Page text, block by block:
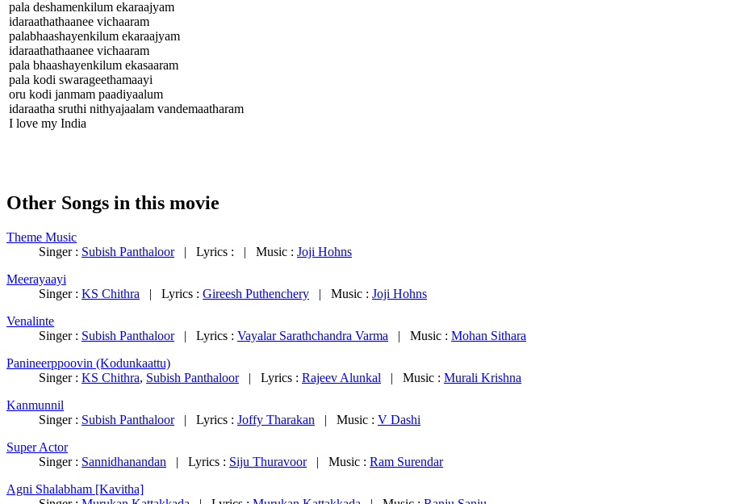
pala deshamenkilum ekaraajyam
idaraathathaanee vichaaram
palabhaashayenkilum ekaraajyam
idaraathathaanee vichaaram
pala bhaashayenkilum ekasaaram
pala kodi swarageethamaayi
oru kodi janmam paadiyaalum
idaraatha sruthi nithyajaalam vandemaatharam
I love my India
Other Songs in this movie
Theme Music
Singer : Subish Panthaloor| Lyrics : | Music : Joji Hohns
Meerayaayi
Singer : KS Chithra | Lyrics : Gireesh Puthenchery | Music : Joji Hohns
Venalinte
Singer : Subish Panthaloor| Lyrics : Vayalar Sarathchandra Varma | Music : Mohan Sithara
Panineerppoovin (Kodunkaattu)
Singer : KS Chithra, Subish Panthaloor| Lyrics : Rajeev Alunkal | Music : Murali Krishna
Kanmunnil
Singer : Subish Panthaloor| Lyrics : Joffy Tharakan | Music : V Dashi
Super Actor
Singer : Sannidhanandan | Lyrics : Siju Thuravoor| Music : Ram Surendar
Agni Shalabham [Kavitha]